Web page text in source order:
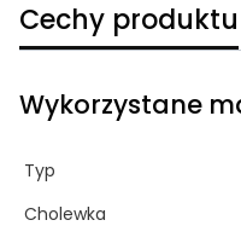
Cechy produktu
Wykorzystane
Typ
Cholewka